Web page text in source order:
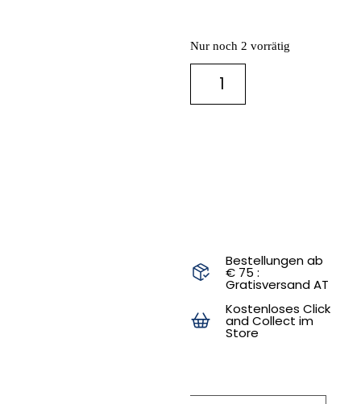
Nur noch 2 vorrätig
Bestellungen ab
€ 75 :
Gratisversand AT
Kostenloses Click
and Collect im
Store